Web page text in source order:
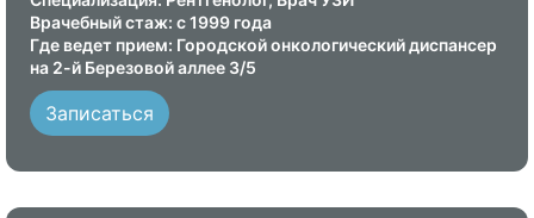
Врачебный стаж: с 1999 года
Где ведет прием: Городской онкологический диспансер
на 2-й Березовой аллее 3/5
Записаться